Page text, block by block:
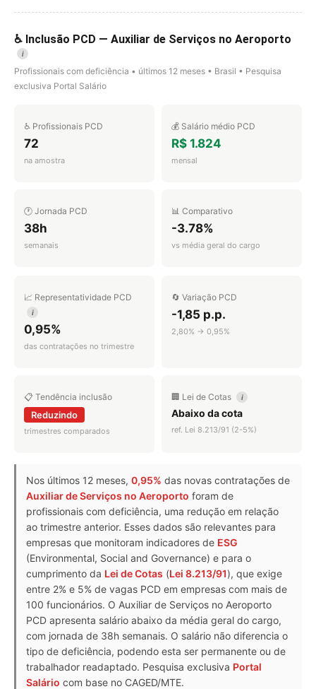
♿ Inclusão PCD — Auxiliar de Serviços no Aeroporto
i
Profissionais com deficiência • últimos 12 meses • Brasil • Pesquisa
exclusiva Portal Salário
♿ Profissionais PCD
72
na amostra
💰 Salário médio PCD
R$ 1.824
mensal
🕐 Jornada PCD
38h
semanais
📊 Comparativo
-3.78%
vs média geral do cargo
📈 Representatividade PCD
i
0,95%
das contratações no trimestre
🔄 Variação PCD
-1,85 p.p.
2,80% → 0,95%
📋 Tendência inclusão
Reduzindo
trimestres comparados
🏢 Lei de Cotas i
Abaixo da cota
ref. Lei 8.213/91 (2-5%)
Nos últimos 12 meses, 0,95% das novas contratações de
Auxiliar de Serviços no Aeroporto foram de
profissionais com deficiência, uma redução em relação
ao trimestre anterior. Esses dados são relevantes para
empresas que monitoram indicadores de ESG
(Environmental, Social and Governance) e para o
cumprimento da Lei de Cotas (Lei 8.213/91), que exige
entre 2% e 5% de vagas PCD em empresas com mais de
100 funcionários. O Auxiliar de Serviços no Aeroporto
PCD apresenta salário abaixo da média geral do cargo,
com jornada de 38h semanais. O salário não diferencia o
tipo de deficiência, podendo esta ser permanente ou de
trabalhador readaptado. Pesquisa exclusiva Portal
Salário com base no CAGED/MTE.